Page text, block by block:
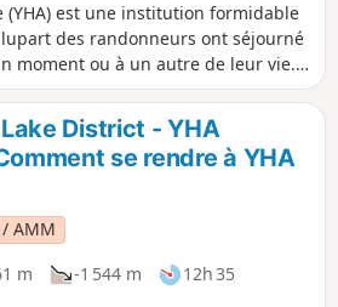
(YHA) est une institution formidable
des randonneurs ont séjourné
moment ou à un autre de leur vie.
ont été créés «pour aider tout le
jeunes aux moyens limités, à
et prendre soin de la campagne,
des auberges ou d'autres
de leurs voyages ». Voici une
ou se terminant dans
la région des Lacs. En chemin, vous
Wainwright, 5 lacs de montagne, 1
District - YHA
se rendre à YHA
AMM
m -1 544 m
12h 35